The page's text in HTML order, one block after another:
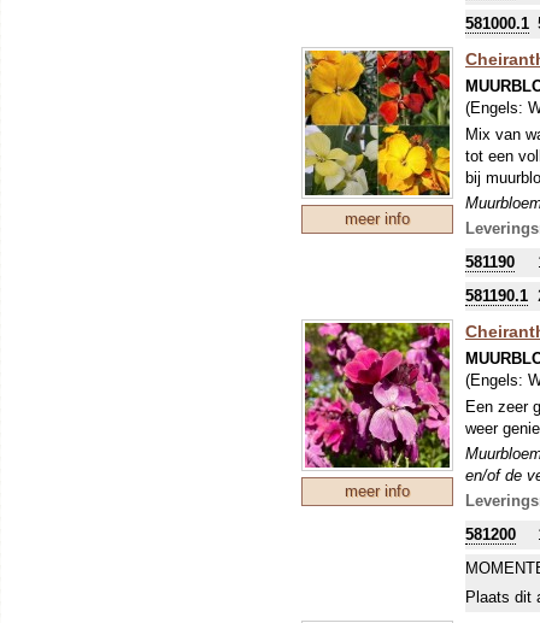
581000.1
meer info
(Engels:
Mix van
tot een
bij
en/of de
581190
581190.1
meer info
(Engels:
Een zeer
weer
en/of de
vooral
581200
Plaats dit